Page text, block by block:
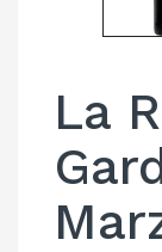
La